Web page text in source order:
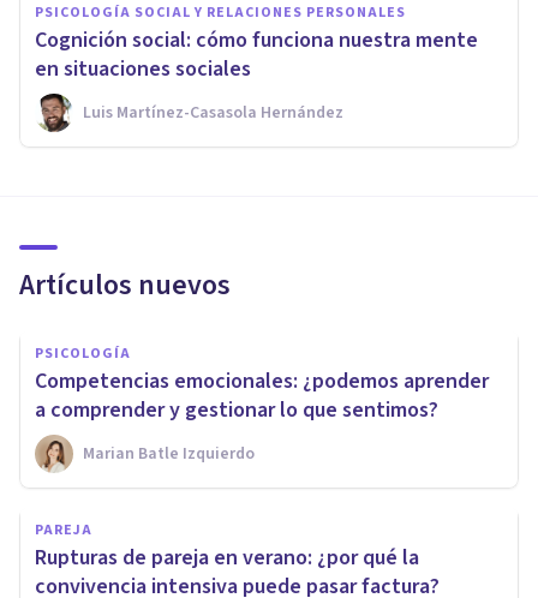
PSICOLOGÍA SOCIAL Y RELACIONES PERSONALES
Cognición social: cómo funciona nuestra mente
en situaciones sociales
Luis Martínez-Casasola Hernández
Artículos nuevos
PSICOLOGÍA
Competencias emocionales: ¿podemos aprender
a comprender y gestionar lo que sentimos?
Marian Batle Izquierdo
PAREJA
Rupturas de pareja en verano: ¿por qué la
convivencia intensiva puede pasar factura?